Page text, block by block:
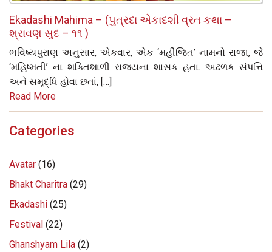
Ekadashi Mahima – (પુત્રદા એકાદશી વ્રત કથા –
શ્રાવણ સુદ – ૧૧ )
ભવિષ્યપુરાણ અનુસાર, એકવાર, એક ‘મહીજિત’ નામનો રાજા, જે
‘મહિષ્મતી’ ના શક્તિશાળી રાજ્યના શાસક હતા. અઢળક સંપત્તિ
અને સમૃદ્ધિ હોવા છતાં, […]
Read More
Categories
Avatar (16)
Bhakt Charitra (29)
Ekadashi (25)
Festival (22)
Ghanshyam Lila (2)